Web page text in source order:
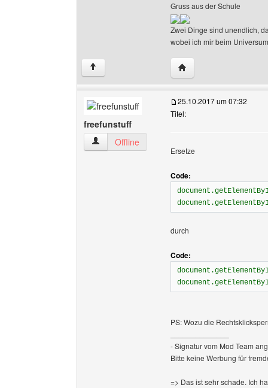
Gruss aus der Schule
Zwei Dinge sind unendlich,
wobei ich mir beim
↑ Website dieses
freefunstuff
freefunstuff Benutzer-Profile anzeigen
Offline
25.10.2017 um 07:32
Titel:
Ersetze
Code:
durch
Code:
PS: Wozu die
- Signatur vom Mod Team
Bitte keine Werbung für
=> Das ist sehr schade. Ich